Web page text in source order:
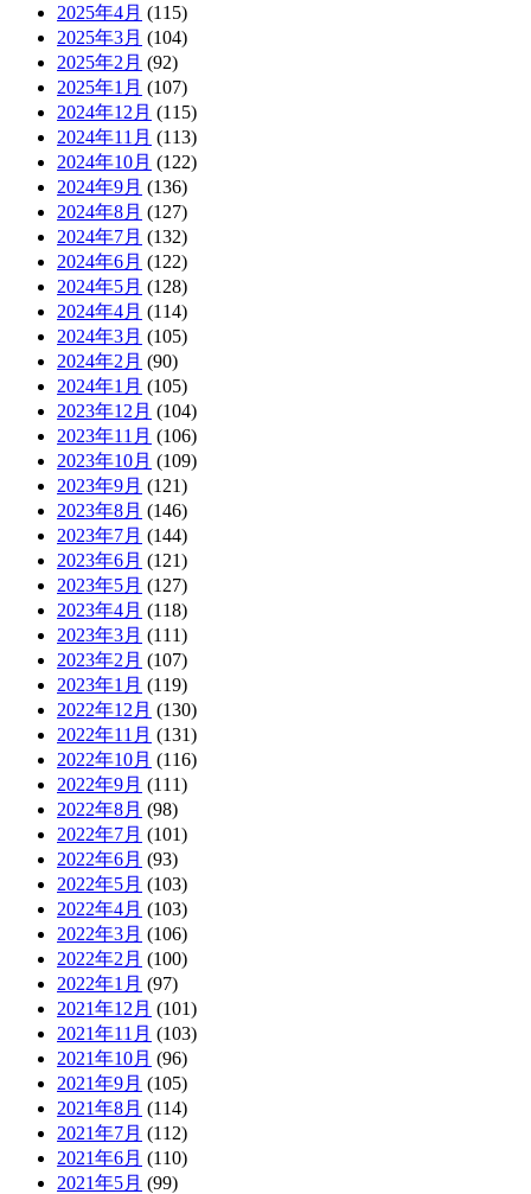
2025年4月 (115)
2025年3月 (104)
2025年2月 (92)
2025年1月 (107)
2024年12月 (115)
2024年11月 (113)
2024年10月 (122)
2024年9月 (136)
2024年8月 (127)
2024年7月 (132)
2024年6月 (122)
2024年5月 (128)
2024年4月 (114)
2024年3月 (105)
2024年2月 (90)
2024年1月 (105)
2023年12月 (104)
2023年11月 (106)
2023年10月 (109)
2023年9月 (121)
2023年8月 (146)
2023年7月 (144)
2023年6月 (121)
2023年5月 (127)
2023年4月 (118)
2023年3月 (111)
2023年2月 (107)
2023年1月 (119)
2022年12月 (130)
2022年11月 (131)
2022年10月 (116)
2022年9月 (111)
2022年8月 (98)
2022年7月 (101)
2022年6月 (93)
2022年5月 (103)
2022年4月 (103)
2022年3月 (106)
2022年2月 (100)
2022年1月 (97)
2021年12月 (101)
2021年11月 (103)
2021年10月 (96)
2021年9月 (105)
2021年8月 (114)
2021年7月 (112)
2021年6月 (110)
2021年5月 (99)